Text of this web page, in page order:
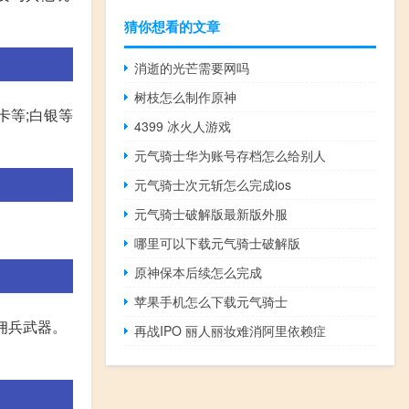
等;白银等
武器。
猜你想看的文章
消逝的光芒需要网吗
树枝怎么制作原神
4399 冰火人游戏
元气骑士华为账号存档怎么给别人
元气骑士次元斩怎么完成ios
元气骑士破解版最新版外服
哪里可以下载元气骑士破解版
原神保本后续怎么完成
苹果手机怎么下载元气骑士
再战IPO 丽人丽妆难消阿里依赖症